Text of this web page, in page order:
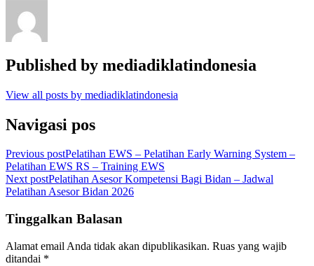
Published by mediadiklatindonesia
View all posts by mediadiklatindonesia
Navigasi pos
Previous postPelatihan EWS – Pelatihan Early Warning System –
Pelatihan EWS RS – Training EWS
Next postPelatihan Asesor Kompetensi Bagi Bidan – Jadwal
Pelatihan Asesor Bidan 2026
Tinggalkan Balasan
Alamat email Anda tidak akan dipublikasikan. Ruas yang wajib
ditandai *